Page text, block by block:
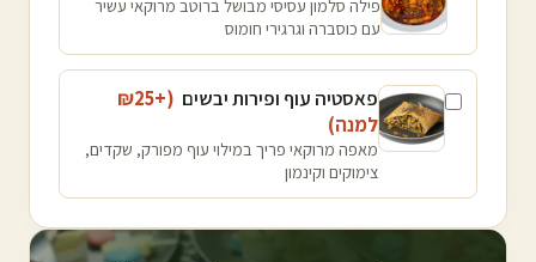
פילה סלמון עסיסי מבושל ברוטב מרוקאי עשיר
עם כוסברה וגרגירי חומוס
פאסטיה עוף ופירות יבשים (+₪
25
למנה)
מאפה מרוקאי פריך במילוי עוף מפורק, שקדים,
צימוקים וקינמון